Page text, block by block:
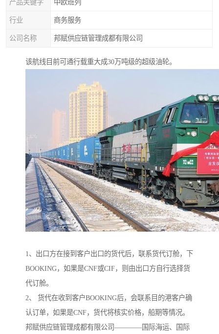
产品关键字 中欧班列
行业 商务服务
公司名称 邦赋供应链管理成都有限公司
该航线目前可通行载重大成30万吨级的超级油轮。
1、出口方在接到客户出口的货代后，联系货代订舱，下
BOOKING，如果是CNF或CIF，则由出口方自行选择货
代订舱。
2、 货代在收到客户BOOKING后，会联系目的港客户确
认订单，如果是CNF，货代将核实价格，船期等情况。
邦赋供应链管理成都有限公司————国际海运、国际